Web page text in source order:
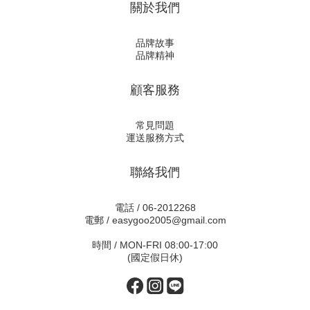
關於我們
品牌故事
品牌精神
顧客服務
常見問題
運送服務方式
聯絡我們
電話 / 06-2012268
電郵 / easygoo2005@gmail.com
時間 / MON-FRI 08:00-17:00
(國定假日休)